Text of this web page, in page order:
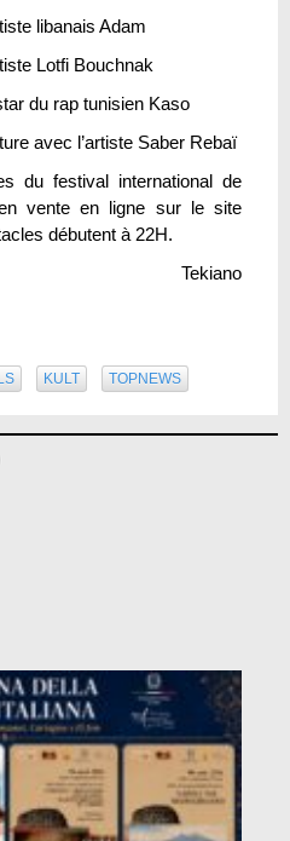
libanais Adam
Lotfi Bouchnak
du rap tunisien Kaso
avec l’artiste Saber Rebaï
du festival international de
vente en ligne sur le site
débutent à 22H.
Tekiano
KULT TOPNEWS